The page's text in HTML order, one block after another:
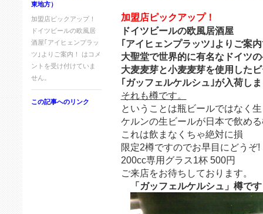
東地方）
加盟店ピックアップ！
ドイツビールの欧風居
酒屋｢アイヒェンプラッ
ツ｣よりご案内！ は コメ
ントを受け付けていま
せん。
この記事へのリンク
加盟店ピックアップ！
ドイツビールの欧風居酒屋
｢アイヒェンプラッツ｣よりご案
大聖堂で世界的に有名なドイツ
大麦麦芽と小麦麦芽を使用した
｢ガッフェルケルシュ｣が入荷し
それも樽です。
ということは瓶ビールではなく
ケルンの生ビールが日本で飲め
これは飲まなくちゃ絶対に損
限定2樽ですのでお早目にどうぞ!
200cc専用グラス1杯 500円
ご来店をお待ちしております。
「ガッフェルケルシュ」樽で